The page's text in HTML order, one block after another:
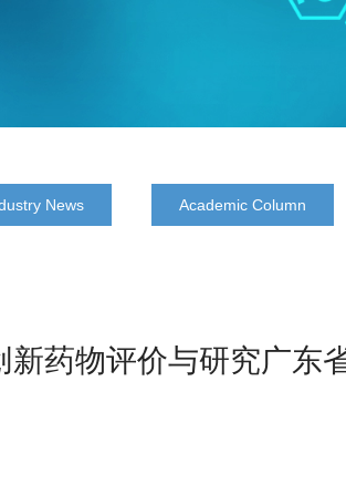
News Academic Column
新药物评价与研究广东